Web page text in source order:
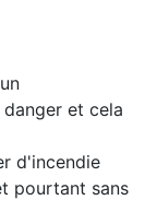
et cela
d'incendie
pourtant sans